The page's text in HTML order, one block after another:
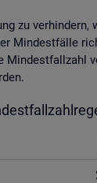
zu
Min­dest­fäl­le
Min­dest­fall­zahl